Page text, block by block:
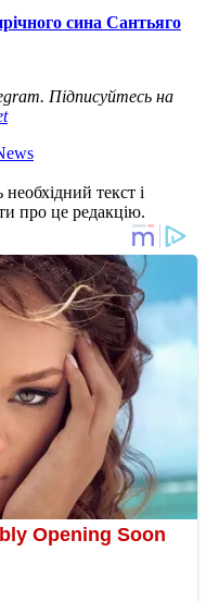
сина Сантьяго
Підписуйтесь на
текст і
про це редакцію.